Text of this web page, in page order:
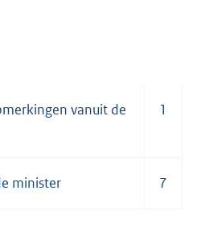
vanuit de
1
minister 7